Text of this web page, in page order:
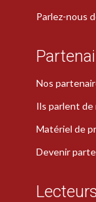
Parlez-nous
Nos
Ils parlent de
Matériel de
Devenir
Lecteurs